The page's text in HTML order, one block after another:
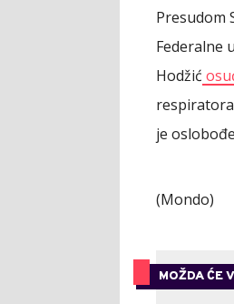
Presudom
Federalne
Hodžić
je
(Mondo)
MOŽDA ĆE